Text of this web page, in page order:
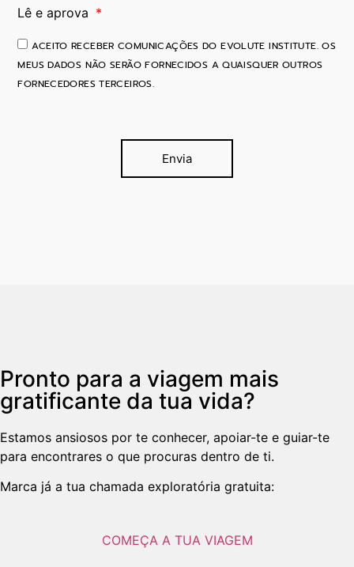
Lê e aprova
ACEITO RECEBER COMUNICAÇÕES DO EVOLUTE INSTITUTE. OS
MEUS DADOS NÃO SERÃO FORNECIDOS A QUAISQUER OUTROS
FORNECEDORES TERCEIROS.
Envia
Pronto para a viagem mais
gratificante da tua vida?
Estamos ansiosos por te conhecer, apoiar-te e guiar-te
para encontrares o que procuras dentro de ti.
Marca já a tua chamada exploratória gratuita:
COMEÇA A TUA VIAGEM